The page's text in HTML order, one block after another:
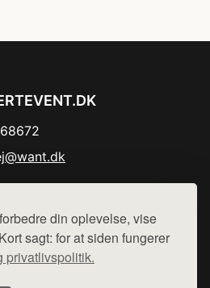
din oplevelse, vise
sagt: for at siden fungerer
privatlivspolitik.
side - vi henviser til de shops,